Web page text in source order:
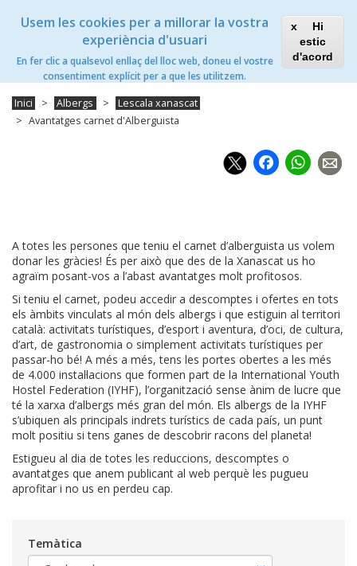
Usem les cookies per a millorar la vostra
experiència d'usuari
En fer clic a qualsevol enllaç del lloc web, doneu el vostre
consentiment explícit per a que les utilitzem.
Hi
estic
d'acord
Toggle
Xanascat
Toggle
navigation
L'Escala Xanascat
Inici Albergs
Lescala xanascat
Avantatges carnet d'Alberguista
A totes les persones que teniu el carnet d’alberguista us volem
donar les gràcies! És per això que des de la Xanascat us ho
agraïm posant-vos a l’abast avantatges molt profitosos.
Si teniu el carnet, podeu accedir a descomptes i ofertes en tots
els àmbits vinculats al món dels albergs i que estiguin al territori
català: activitats turístiques, d’esport i aventura, d’oci, de cultura,
d’art, de gastronomia o simplement activitats turístiques per
passar-ho bé! A més a més, tens les portes obertes a les més
de 4.000 instal·lacions que formen part de la International Youth
Hostel Federation (IYHF), l’organització sense ànim de lucre que
té la xarxa d’albergs més gran del món. Els albergs de la IYHF
s’ubiquen als principals indrets turístics de cada país, un punt
molt positiu si tens ganes de descobrir racons del planeta!
Estigueu al dia de totes les reduccions, descomptes o
avantatges que anem publicant al web perquè les pugueu
aprofitar i no us en perdeu cap.
Temàtica